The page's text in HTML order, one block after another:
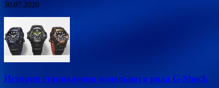
30.07.2020
История становления модельного ряда G-Shock